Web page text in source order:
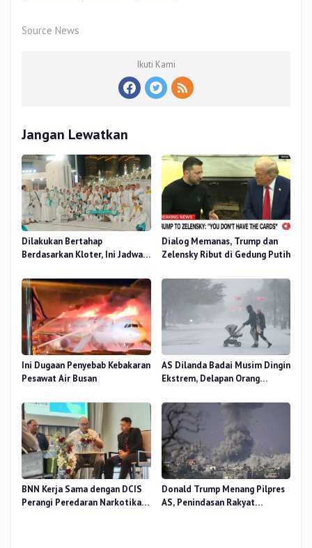
Source News
Ikuti Kami
Jangan Lewatkan
Dilakukan Bertahap
Berdasarkan Kloter, Ini Jadwal
Dialog Memanas, Trump dan
Zelensky Ribut di Gedung Putih
Ini Dugaan Penyebab Kebakaran
Pesawat Air Busan
AS Dilanda Badai Musim Dingin
Ekstrem, Delapan Orang
BNN Kerja Sama dengan DCIS
Perangi Peredaran Narkotika
Donald Trump Menang Pilpres
AS, Penindasan Rakyat